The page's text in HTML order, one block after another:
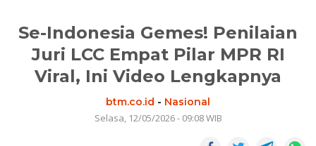
Se-Indonesia Gemes! Penilaian
Juri LCC Empat Pilar MPR RI
Viral, Ini Video Lengkapnya
btm.co.id - Nasional
Selasa, 12/05/2026 - 09:08 WIB